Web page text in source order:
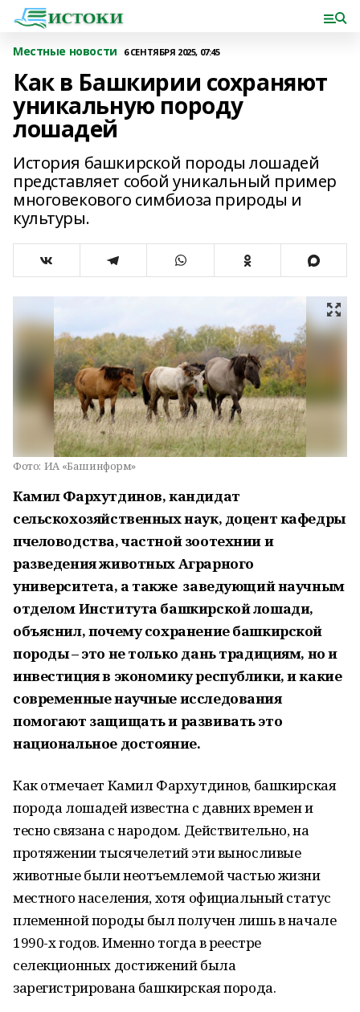
Местные новости 6 СЕНТЯБРЯ 2025, 07:45
Как в Башкирии сохраняют
уникальную породу
лошадей
История башкирской породы лошадей
представляет собой уникальный пример
многовекового симбиоза природы и
культуры.
Фото: ИА «Башинформ»
Камил Фархутдинов, кандидат
сельскохозяйственных наук, доцент кафедры
пчеловодства, частной зоотехнии и
разведения животных Аграрного
университета, а также заведующий научным
отделом Института башкирской лошади,
объяснил, почему сохранение башкирской
породы – это не только дань традициям, но и
инвестиция в экономику республики, и какие
современные научные исследования
помогают защищать и развивать это
национальное достояние.
Как отмечает Камил Фархутдинов, башкирская
порода лошадей известна с давних времен и
тесно связана с народом. Действительно, на
протяжении тысячелетий эти выносливые
животные были неотъемлемой частью жизни
местного населения, хотя официальный статус
племенной породы был получен лишь в начале
1990-х годов. Именно тогда в реестре
селекционных достижений была
зарегистрирована башкирская порода.